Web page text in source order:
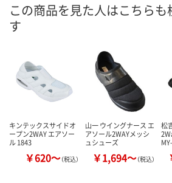
お届け日
お取り扱い終了しま
した
お取り
この商品を見た人はこちら
す
キンテックスサイドオ
ープン2WAY エアソー
ル 1843
￥620～（税込）
山一 ウイングナース エ
アソール2WAYメッシ
ュシューズ
￥1,694～（税込）
松